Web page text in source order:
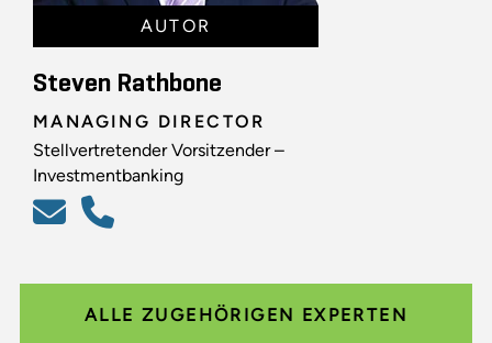
AUTOR
Steven Rathbone
MANAGING DIRECTOR
Stellvertretender Vorsitzender –
Investmentbanking
ALLE ZUGEHÖRIGEN EXPERTEN